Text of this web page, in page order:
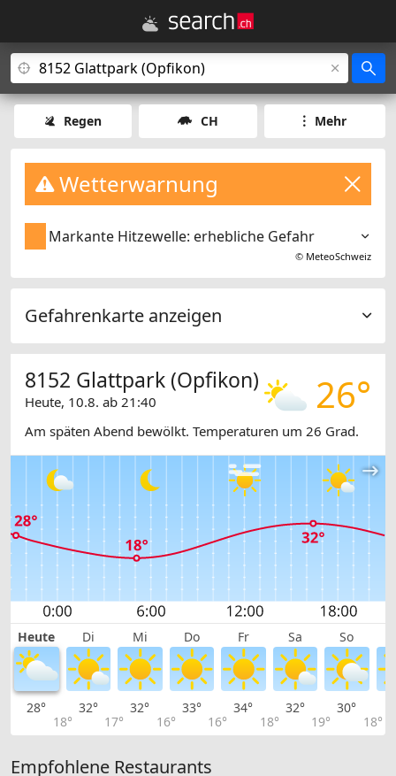
Regen CH Mehr
Wetterwarnung
Markante Hitzewelle: erhebliche Gefahr
© MeteoSchweiz
Gefahrenkarte anzeigen
26°
8152 Glattpark (Opfikon)
Heute, 10.8. ab 21:40
Am späten Abend bewölkt. Temperaturen um 26 Grad.
Heute Di Mi Do Fr Sa So
28°
18°
32°
17°
32°
16°
33°
16°
34°
18°
32°
19°
30°
18°
Empfohlene Restaurants